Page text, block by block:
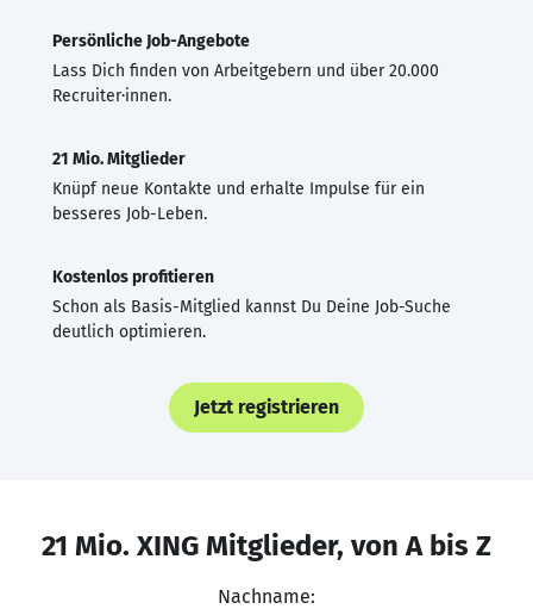
Persönliche Job-Angebote
Lass Dich finden von Arbeitgebern und über 20.000
Recruiter·innen.
21 Mio. Mitglieder
Knüpf neue Kontakte und erhalte Impulse für ein
besseres Job-Leben.
Kostenlos profitieren
Schon als Basis-Mitglied kannst Du Deine Job-Suche
deutlich optimieren.
Jetzt registrieren
21 Mio. XING Mitglieder, von A bis Z
Nachname: